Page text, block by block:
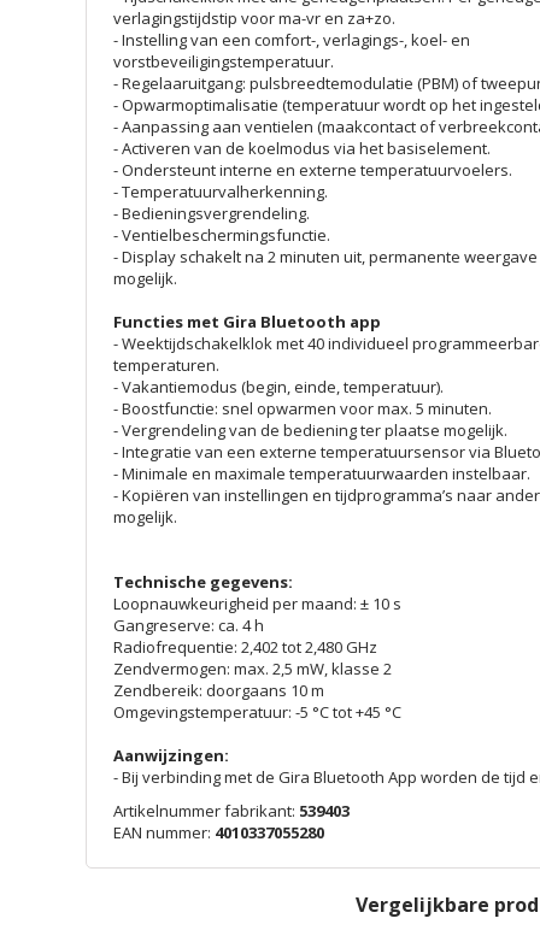
verlagingstijdstip voor ma-vr en za+zo.
- Instelling van een comfort-, verlagings-, koel- en
vorstbeveiligingstemperatuur.
- Regelaaruitgang: pulsbreedtemodulatie (PBM) of
- Opwarmoptimalisatie (temperatuur wordt op het
- Aanpassing aan ventielen (maakcontact of
- Activeren van de koelmodus via het basiselement.
- Ondersteunt interne en externe temperatuurvoelers.
- Temperatuurvalherkenning.
- Bedieningsvergrendeling.
- Ventielbeschermingsfunctie.
- Display schakelt na 2 minuten uit, permanente
mogelijk.
Functies met Gira Bluetooth app
- Weektijdschakelklok met 40 individueel
temperaturen.
- Vakantiemodus (begin, einde, temperatuur).
- Boostfunctie: snel opwarmen voor max. 5 minuten.
- Vergrendeling van de bediening ter plaatse mogelijk.
- Integratie van een externe temperatuursensor via
- Minimale en maximale temperatuurwaarden instelbaar.
- Kopiëren van instellingen en tijdprogramma’s naar
mogelijk.
Technische gegevens:
Loopnauwkeurigheid per maand: ± 10 s
Gangreserve: ca. 4 h
Radiofrequentie: 2,402 tot 2,480 GHz
Zendvermogen: max. 2,5 mW, klasse 2
Zendbereik: doorgaans 10 m
Omgevingstemperatuur: -5 °C tot +45 °C
Aanwijzingen:
- Bij verbinding met de Gira Bluetooth App worden de tijd
Artikelnummer fabrikant: 539403
EAN nummer: 4010337055280
Vergelijkbare